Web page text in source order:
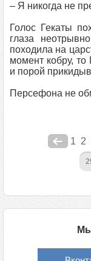
– Я никогда не
Голос Гекаты
глаза
походила на
момент кобру,
и порой
Персефона не
1 2